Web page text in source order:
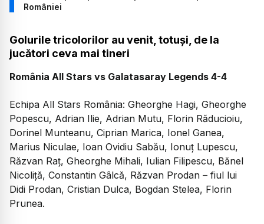
României
Golurile tricolorilor au venit, totuși, de la
jucători ceva mai tineri
România All Stars vs Galatasaray Legends 4-4
Echipa All Stars România: Gheorghe Hagi, Gheorghe
Popescu, Adrian Ilie, Adrian Mutu, Florin Răducioiu,
Dorinel Munteanu, Ciprian Marica, Ionel Ganea,
Marius Niculae, Ioan Ovidiu Sabău, Ionuț Lupescu,
Răzvan Raț, Gheorghe Mihali, Iulian Filipescu, Bănel
Nicoliță, Constantin Gâlcă, Răzvan Prodan – fiul lui
Didi Prodan, Cristian Dulca, Bogdan Stelea, Florin
Prunea.